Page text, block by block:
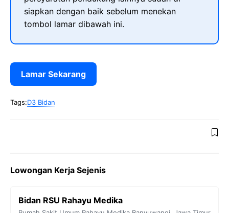
siapkan dengan baik sebelum menekan
tombol lamar dibawah ini.
Lamar Sekarang
Tags:D3 Bidan
Lowongan Kerja Sejenis
Bidan RSU Rahayu Medika